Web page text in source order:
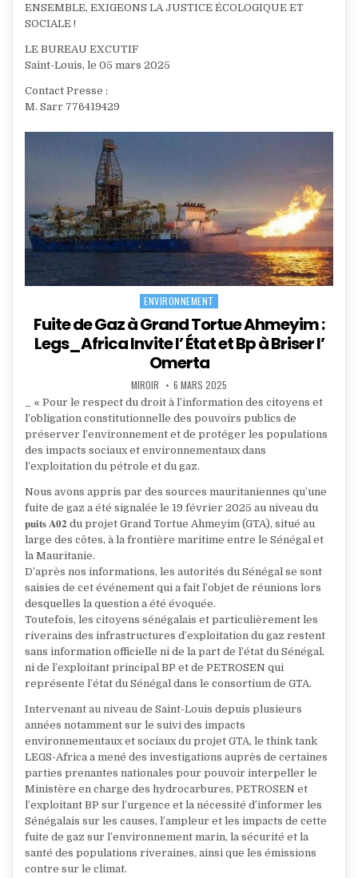
ENSEMBLE, EXIGEONS LA JUSTICE ÉCOLOGIQUE ET
SOCIALE !
LE BUREAU EXCUTIF
Saint-Louis, le 05 mars 2025
Contact Presse :
M. Sarr 776419429
Posted
in
ENVIRONNEMENT
Fuite de Gaz à Grand Tortue Ahmeyim :
Legs_Africa Invite l’ État et Bp à Briser l’
Omerta
AUTHOR:
MIROIR PUBLISHED
DATE:
6 MARS 2025
_ « Pour le respect du droit à l’information des citoyens et
l’obligation constitutionnelle des pouvoirs publics de
préserver l’environnement et de protéger les populations
des impacts sociaux et environnementaux dans
l’exploitation du pétrole et du gaz.
Nous avons appris par des sources mauritaniennes qu’une
fuite de gaz a été signalée le 19 février 2025 au niveau du
𝐩𝐮𝐢𝐭𝐬 𝐀𝟎𝟐 du projet Grand Tortue Ahmeyim (GTA), situé au
large des côtes, à la frontière maritime entre le Sénégal et
la Mauritanie.
D’après nos informations, les autorités du Sénégal se sont
saisies de cet événement qui a fait l’objet de réunions lors
desquelles la question a été évoquée.
Toutefois, les citoyens sénégalais et particulièrement les
riverains des infrastructures d’exploitation du gaz restent
sans information officielle ni de la part de l’état du Sénégal,
ni de l’exploitant principal BP et de PETROSEN qui
représente l’état du Sénégal dans le consortium de GTA.
Intervenant au niveau de Saint-Louis depuis plusieurs
années notamment sur le suivi des impacts
environnementaux et sociaux du projet GTA, le think tank
LEGS-Africa a mené des investigations auprès de certaines
parties prenantes nationales pour pouvoir interpeller le
Ministère en charge des hydrocarbures, PETROSEN et
l’exploitant BP sur l’urgence et la nécessité d’informer les
Sénégalais sur les causes, l’ampleur et les impacts de cette
fuite de gaz sur l’environnement marin, la sécurité et la
santé des populations riveraines, ainsi que les émissions
contre sur le climat.